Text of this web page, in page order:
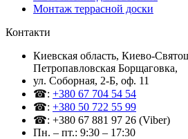
Монтаж террасной доски
Контакти
Киевская область, Киево-
Петропавловская Борщаговка,
ул. Соборная, 2-Б, оф. 11
☎: +380 67 704 54 54
☎: +380 50 722 55 99
☎: +380 67 881 97 26 (Viber)
Пн. – пт.: 9:30 – 17:30